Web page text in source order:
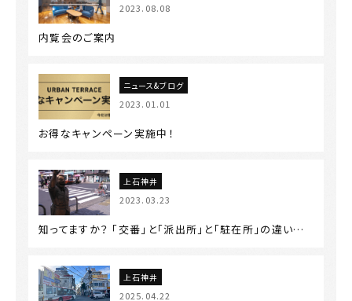
2023.08.08
内覧会のご案内
ニュース&ブログ
2023.01.01
お得なキャンペーン実施中！
上石神井
2023.03.23
知ってますか？ 「交番」と「派出所」と「駐在所」の違い…
上石神井
2025.04.22